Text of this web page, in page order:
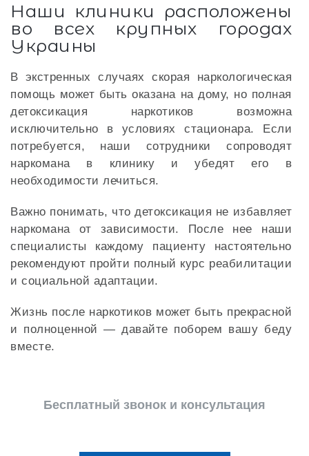
Наши клиники расположены
во всех крупных городах
Украины
В экстренных случаях скорая наркологическая
помощь может быть оказана на дому, но полная
детоксикация наркотиков возможна
исключительно в условиях стационара. Если
потребуется, наши сотрудники сопроводят
наркомана в клинику и убедят его в
необходимости лечиться.
Важно понимать, что детоксикация не избавляет
наркомана от зависимости. После нее наши
специалисты каждому пациенту настоятельно
рекомендуют пройти полный курс реабилитации
и социальной адаптации.
Жизнь после наркотиков может быть прекрасной
и полноценной — давайте поборем вашу беду
вместе.
Бесплатный звонок и консультация